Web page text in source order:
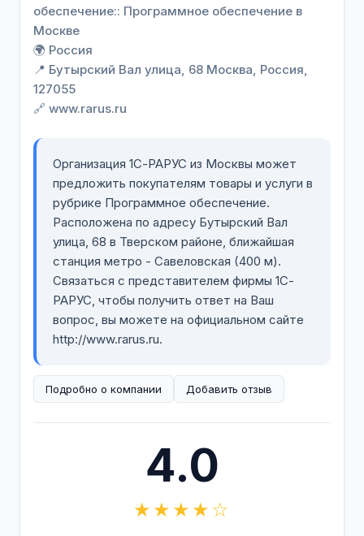
обеспечение:: Программное обеспечение в
Москве
🌍 Россия
📍 Бутырский Вал улица, 68 Москва, Россия,
127055
🔗 www.rarus.ru
Организация 1С-РАРУС из Москвы может
предложить покупателям товары и услуги в
рубрике Программное обеспечение.
Расположена по адресу Бутырский Вал
улица, 68 в Тверском районе, ближайшая
станция метро - Савеловская (400 м).
Связаться с представителем фирмы 1С-
РАРУС, чтобы получить ответ на Ваш
вопрос, вы можете на официальном сайте
http://www.rarus.ru.
Подробно о компании Добавить отзыв
4.0
★★★★☆